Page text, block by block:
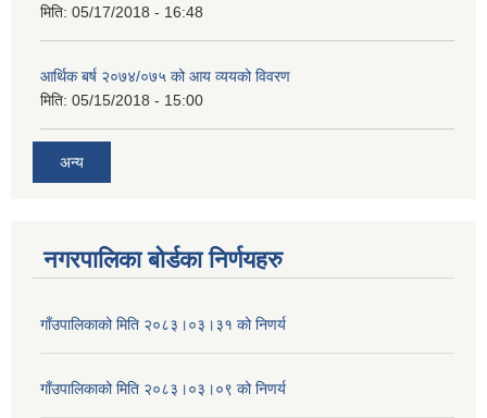
मिति: 05/17/2018 - 16:48
आर्थिक बर्ष २०७४/०७५ को आय व्ययको विवरण
मिति: 05/15/2018 - 15:00
अन्य
नगरपालिका बोर्डका निर्णयहरु
गाँउपालिकाको मिति २०८३।०३।३१ को निणर्य
गाँउपालिकाको मिति २०८३।०३।०९ को निणर्य